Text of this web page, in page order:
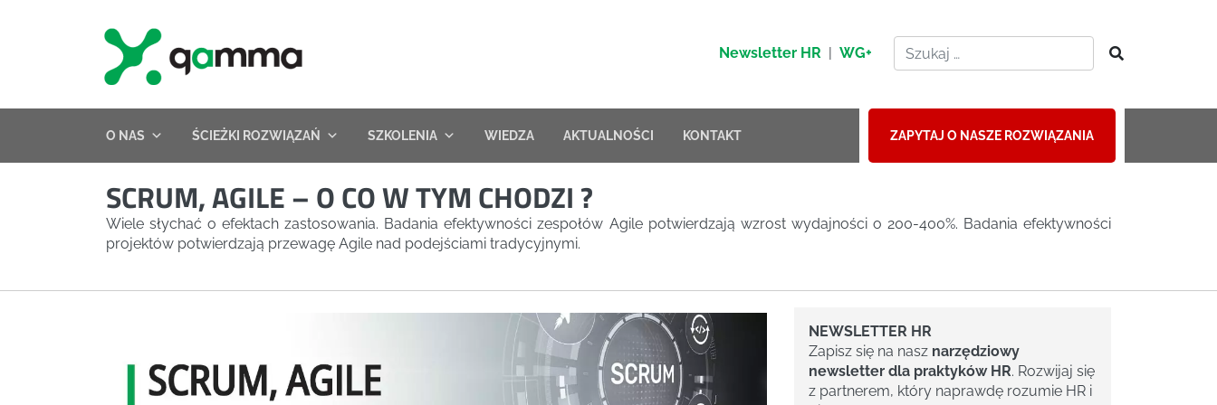
Newsletter HR | WG+
O NAS ŚCIEŻKI ROZWIĄZAŃ SZKOLENIA WIEDZA AKTUALNOŚCI KONTAKT ZAPYTAJ O NASZE ROZWIĄZANIA
SCRUM, AGILE – O CO W TYM CHODZI ?
Wiele słychać o efektach zastosowania. Badania efektywności zespołów Agile potwierdzają wzrost wydajności o 200-400%. Badania efektywności
projektów potwierdzają przewagę Agile nad podejściami tradycyjnymi.
NEWSLETTER HR
Zapisz się na nasz narzędziowy
newsletter dla praktyków HR. Rozwijaj się
z partnerem, który naprawdę rozumie HR i